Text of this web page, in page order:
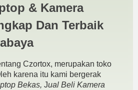
BEKAS
LAPTOP BEKAS
& Kamera
Dan Terbaik
Czortox, merupakan toko
karena itu kami bergerak
Bekas, Jual Beli Kamera